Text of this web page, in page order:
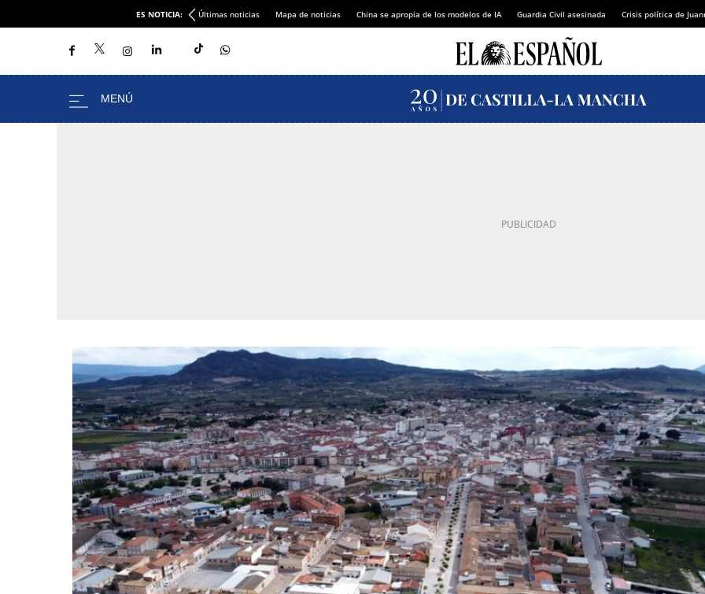
ES NOTICIA: Últimas noticias Mapa de noticias China se apropia de los modelos de IA Guardia Civil asesinada Crisis política de